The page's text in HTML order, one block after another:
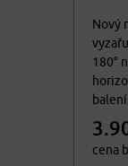
Nový
180°
cena